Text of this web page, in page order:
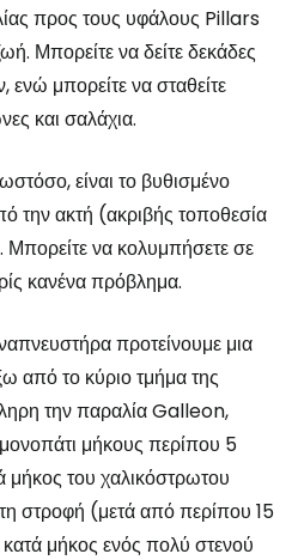
προς τους υφάλους Pillars
Μπορείτε να δείτε δεκάδες
μπορείτε να σταθείτε
και σαλάχια.
είναι το βυθισμένο
την ακτή (ακριβής τοποθεσία
Μπορείτε να κολυμπήσετε σε
κανένα πρόβλημα.
προτείνουμε μια
από το κύριο τμήμα της
την παραλία Galleon,
μήκους περίπου 5
μήκος του χαλικόστρωτου
στροφή (μετά από περίπου 15
κατά μήκος ενός πολύ στενού